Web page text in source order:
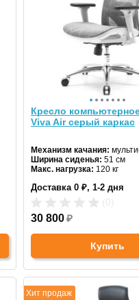
Кресло
Viva Air серый каркас
Механизм качания:
Ширина сиденья: 51 см
Макс. нагрузка: 120 кг
Материал спинки:сетка
Цвет:серый
Доставка 0 ₽, 1-2 дня
30 800₽
Купить
Хит продаж